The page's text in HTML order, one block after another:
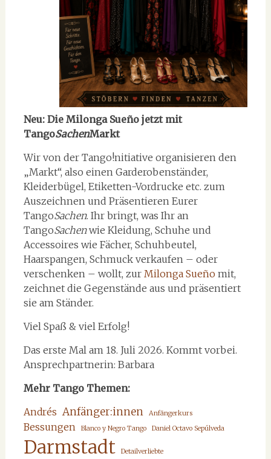
Neu: Die Milonga Sueño jetzt mit
TangoSachenMarkt
Wir von der Tango!nitiative organisieren den
„Markt“, also einen Garderobenständer,
Kleiderbügel, Etiketten-Vordrucke etc. zum
Auszeichnen und Präsentieren Eurer
TangoSachen. Ihr bringt, was Ihr an
TangoSachenwie Kleidung, Schuhe und
Accessoires wie Fächer, Schuhbeutel,
Haarspangen, Schmuck verkaufen – oder
verschenken – wollt, zur Milonga Sueñomit,
zeichnet die Gegenstände aus und präsentiert
sie am Ständer.
Viel Spaß & viel Erfolg!
Das erste Mal am 18. Juli 2026. Kommt vorbei.
Ansprechpartnerin: Barbara
Mehr Tango Themen:
Andrés Anfänger:innen Anfängerkurs
Bessungen Blanco y Negro Tango Daniel Octavo Sepúlveda
Darmstadt Detailverliebte